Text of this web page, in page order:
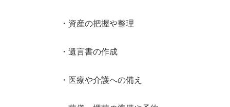
・資産の把握や整理
・遺言書の作成
・医療や介護への備え